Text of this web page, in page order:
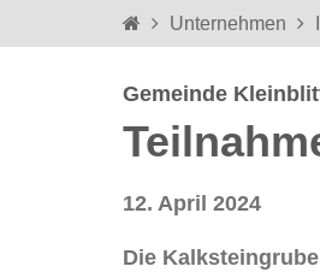
Unternehmen
Gemeinde
12. April 2024
Die